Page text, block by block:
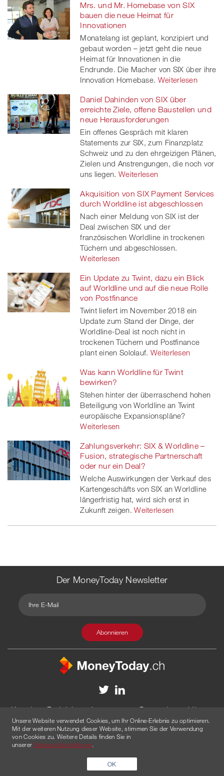
Mrs. und Mr. Homebase von SIX
bauen die neue Heimat für
Innovationen
Monatelang ist geplant, konzipiert und
gebaut worden – jetzt geht die neue
Heimat für Innovationen in die
Endrunde. Die Macher von SIX über ihre
Innovation Homebase. Weiterlesen
Daniel Dahinden von SIX über
erreichte Ziele, offene Baustellen und
neue Herausforderungen
Ein offenes Gespräch mit klaren
Statements zur SIX, zum Finanzplatz
Schweiz und zu den ehrgeizigen Plänen,
Zielen und Anstrengungen, die noch vor
uns liegen. Weiterlesen
Akquisition von SIX Payment Services
durch Worldline ist abgeschlossen
Nach einer Meldung von SIX ist der
Deal zwischen SIX und der
französischen Worldline in trockenen
Tüchern und abgeschlossen.
Weiterlesen
Ein Update zu Twint, dazu ein Blick
auf Worldline und auf die neue Rolle
von Postfinance
Twint liefert im November 2018 ein
Update zum Stand der Dinge, der
Worldline-Deal ist noch nicht in
trockenen Tüchern und Postfinance
plant einen Sololauf. Weiterlesen
Was kann Worldline für Twint
bewirken?
Stehen hinter der überraschend hohen
Beteiligung von Worldline an Twint
europäische Expansionspläne?
Weiterlesen
Zahlungsverkehr: SIX & Worldline –
Fusion, strategische Partnerschaft
oder nur ein Deal?
Welche Auswirkungen der Verkauf des
Kartengeschäfts von SIX an Worldline
längerfristig hat, wird sich erst in
Zukunft zeigen. Weiterlesen
Der MoneyToday Newsletter
Kontakt Redaktion Impressum
Datenschutzerklärung
Disclaimer
Werbung
© 2026 Created byAGENTUR AM WASSER
Unsere Website verwendet Cookies, um Ihr Online-Erlebnis zu optimieren.
Mit der weiteren Nutzung dieser Website, stimmen Sie der Verwendung
von Cookies zu. Weitere Details finden Sie in
unserer Datenschutzerklärung.
OK